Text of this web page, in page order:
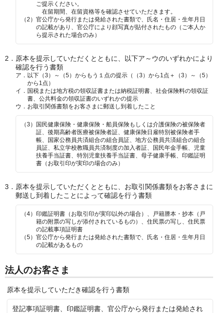
ご提示ください。
在留期間、在留資格等を確認させていただきます。
（2） 官公庁から発行または発給された書類で、氏名・住居・生年月日
の記載があり、官公庁により顔写真が貼付されたもの（ご本人か
ら提示された場合のみ）
2． 原本を提示していただくとともに、以下ア～ウのいずれかにより
確認を行う書類
ア． 以下（3）～（5）からもう１点の提示（（3）から1点＋（3）～（5）
から1点）
イ． 国税または地方税の領収証書または納税証明書、社会保険料の領収証
書、公共料金の領収証書のいずれかの提示
ウ． お取引関係書類をお客さまに郵送し到着したこと
（3）
国民健康保険・健康保険・船員保険もしくは介護保険の被保険者
証、後期高齢者医療被保険者証、健康保険日雇特別被保険者手
帳、国家公務員共済組合の組合員証、地方公務員共済組合の組合
員証、私立学校教職員共済制度の加入者証、国民年金手帳、児童
扶養手当証書、特別児童扶養手当証書、母子健康手帳、印鑑証明
書（お取引印が実印の場合のみ）
3． 原本を提示していただくとともに、お取引関係書類をお客さまに
郵送し到着したことによって確認を行う書類
（4） 印鑑証明書（お取引印が実印以外の場合）、戸籍謄本・抄本（戸
籍の附票の写しが添付されているもの）、住民票の写し、住民票
の記載事項証明書
（5） 官公庁から発行または発給された書類で、氏名・住居・生年月日
の記載があるもの
法人のお客さま
原本を提示していただき確認を行う書類
登記事項証明書、印鑑証明書、官公庁から発行または発給され